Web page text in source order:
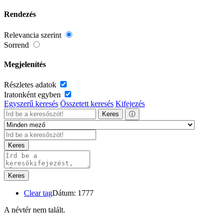
Rendezés
Relevancia szerint
Sorrend
Megjelenítés
Részletes adatok
Iratonként egyben
Egyszerű keresés Összetett keresés Kifejezés
Keres ⓘ
Keres
Keres
Clear tagDátum: 1777
A névtér nem talált.